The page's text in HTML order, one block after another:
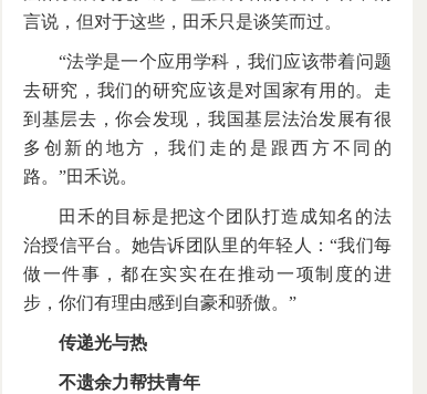
言说，但对于这些，田禾只是谈笑而过。
“法学是一个应用学科，我们应该带着问题
去研究，我们的研究应该是对国家有用的。走
到基层去，你会发现，我国基层法治发展有很
多创新的地方，我们走的是跟西方不同的
路。”田禾说。
田禾的目标是把这个团队打造成知名的法
治授信平台。她告诉团队里的年轻人：“我们每
做一件事，都在实实在在推动一项制度的进
步，你们有理由感到自豪和骄傲。”
传递光与热
不遗余力帮扶青年